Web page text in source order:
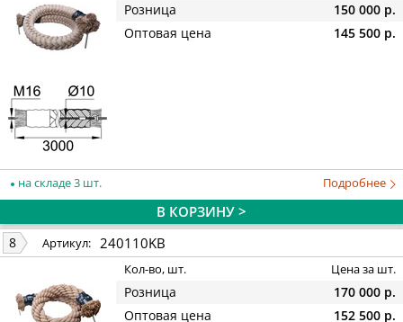
Розница
150 000 р.
Оптовая цена
145 500 р.
на складе 3 шт. Подробнее
В КОРЗИНУ >
8 Артикул: 240110KB
Кол-во, шт. Цена за шт.
Розница
170 000 р.
Оптовая цена
152 500 р.